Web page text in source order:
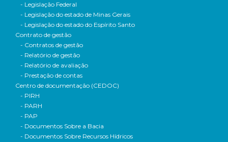
- Legislação Federal
- Legislação do estado de Minas Gerais
- Legislação do estado do Espírito Santo
Contrato de gestão
- Contratos de gestão
- Relatório de gestão
- Relatório de avaliação
- Prestação de contas
Centro de documentação (CEDOC)
- PIRH
- PARH
- PAP
- Documentos Sobre a Bacia
- Documentos Sobre Recursos Hídricos